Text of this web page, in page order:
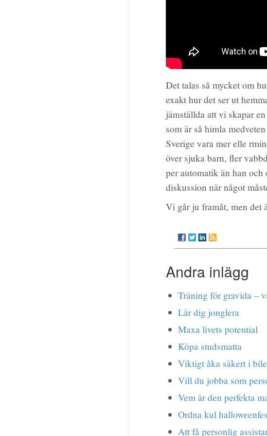
Det talas så mycket om
exakt hur det ser ut
jämställda att vi skapar
som är så himla
Sverige vara mer elle
över sjuka barn, fler
per automatik än han och
diskussion när något
Vi går ju framåt, men det
Andra inlägg
Träning för gravida –
Lär dig jonglera
Maxa livets potential
Köpa studsmatta
Viktigt åka säkert i
Vill du jobba som
Vem är den perfekta
Ordna kul
Att få personlig